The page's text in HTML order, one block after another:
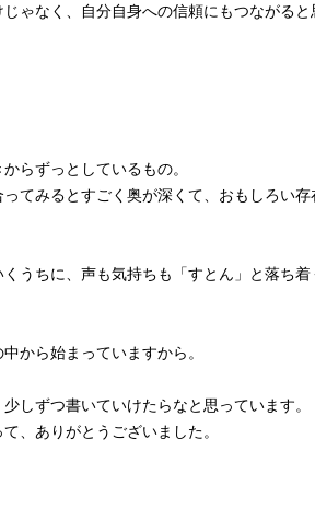
ゃなく、自分自身への信頼にもつながる
らずっとしているもの。
てみるとすごく奥が深くて、おもしろい存
うちに、声も気持ちも「すとん」と落ち
から始まっていますから。
しずつ書いていけたらなと思っています。
、ありがとうございました。